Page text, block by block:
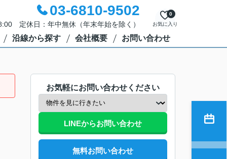
03-6810-9502
定休日：年中無休（年末年始を除く） お気に入り
0
沿線から探す 会社概要 お問い合わせ
お気軽にお問い合わせください
LINEからお問い合わせ
無料お問い合わせ